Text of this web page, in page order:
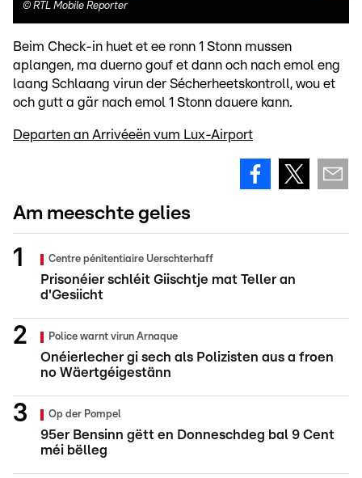
© RTL Mobile Reporter
Beim Check-in huet et ee ronn 1 Stonn mussen
aplangen, ma duerno gouf et dann och nach emol eng
laang Schlaang virun der Sécherheetskontroll, wou et
och gutt a gär nach emol 1 Stonn dauere kann.
Departen an Arrivéeën vum Lux-Airport
Am meeschte gelies
Centre pénitentiaire Uerschterhaff
Prisonéier schléit Giischtje mat Teller an
d'Gesiicht
Police warnt virun Arnaque
Onéierlecher gi sech als Polizisten aus a froen
no Wäertgéigestänn
Op der Pompel
95er Bensinn gëtt en Donneschdeg bal 9 Cent
méi bëlleg